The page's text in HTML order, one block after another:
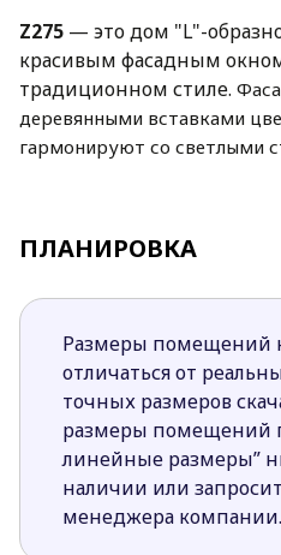
Z275 — это дом "L"-
красивым фасадным
традиционном стиле.
деревянными вставками
гармонируют со светлыми
Из просторной прихожей
дом и гараж (через
гостиной, насыщенной
которая соединена со
эркере, и кухней (здесь
Кроме того, на первом
и дополнительное
ванной. В мансарде
(каждая с отдельным
ванная комната, в
душевой кабины, и для
ПЛАНИРОВКА
Размеры помещений
отличаться от
точных размеров
размеры помещений
линейные размеры”
наличии или
менеджера компании.